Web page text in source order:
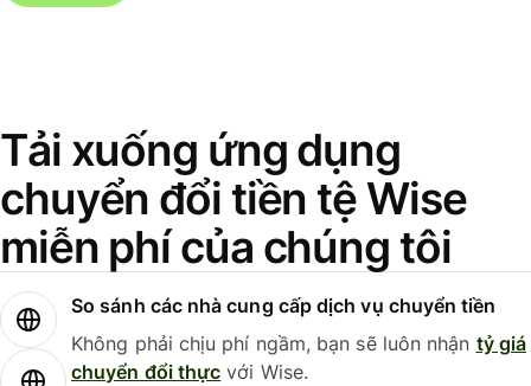
Tải xuống ứng dụng
chuyển đổi tiền tệ Wise
miễn phí của chúng tôi
So sánh các nhà cung cấp dịch vụ chuyển tiền
Không phải chịu phí ngầm, bạn sẽ luôn nhận tỷ giá
chuyển đổi thực với Wise.